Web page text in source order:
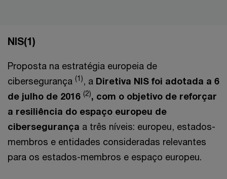
NIS(1)
Proposta na estratégia europeia de
cibersegurança (1), a Diretiva NIS foi adotada a 6
de julho de 2016 (2), com o objetivo de reforçar
a resiliência do espaço europeu de
cibersegurança a três níveis: europeu, estados-
membros e entidades consideradas relevantes
para os estados-membros e espaço europeu.